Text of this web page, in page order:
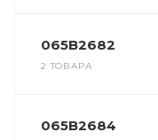
065B2682
2 ТОВАРА
065B2684